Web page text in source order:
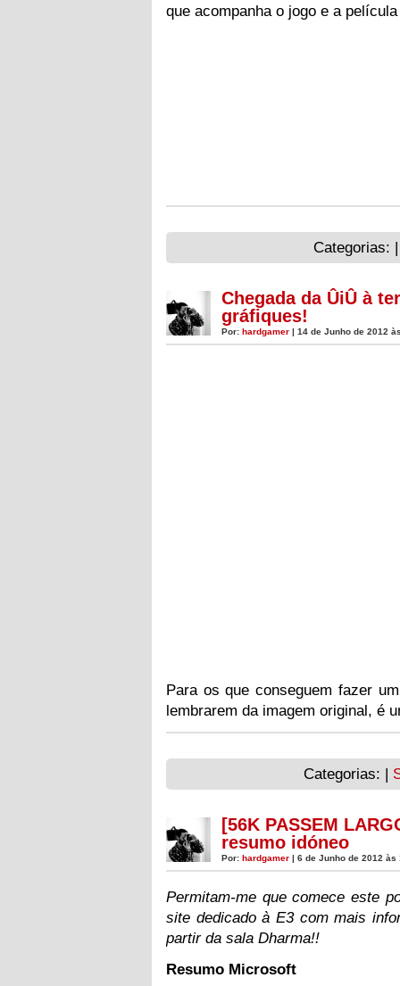
que acompanha o jogo e a
Categorias:
Chegada da ÛiÛ à
gráfiques!
Por: hardgamer | 14 de Junho de 2012
Para os que conseguem fazer
lembrarem da imagem original, é
Categorias: |
[56K PASSEM
resumo idóneo
Por: hardgamer | 6 de Junho de 2012
Permitam-me que comece este
site dedicado à E3 com mais
partir da sala Dharma!!
Resumo Microsoft